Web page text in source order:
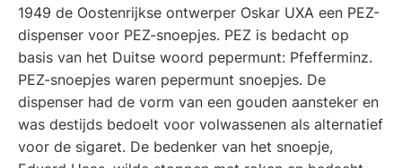
1949 de Oostenrijkse ontwerper Oskar UXA een PEZ-
dispenser voor PEZ-snoepjes. PEZ is bedacht op
basis van het Duitse woord pepermunt: Pfefferminz.
PEZ-snoepjes waren pepermunt snoepjes. De
dispenser had de vorm van een gouden aansteker en
was destijds bedoelt voor volwassenen als alternatief
voor de sigaret. De bedenker van het snoepje,